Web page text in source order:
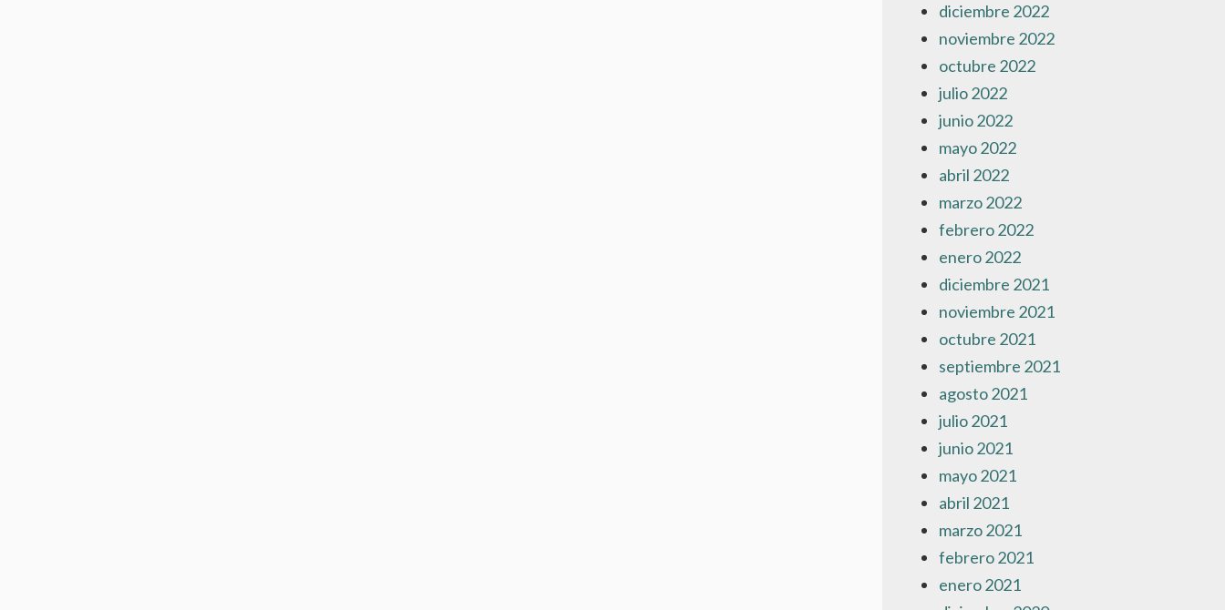
diciembre 2022
noviembre 2022
octubre 2022
julio 2022
junio 2022
mayo 2022
abril 2022
marzo 2022
febrero 2022
enero 2022
diciembre 2021
noviembre 2021
octubre 2021
septiembre 2021
agosto 2021
julio 2021
junio 2021
mayo 2021
abril 2021
marzo 2021
febrero 2021
enero 2021